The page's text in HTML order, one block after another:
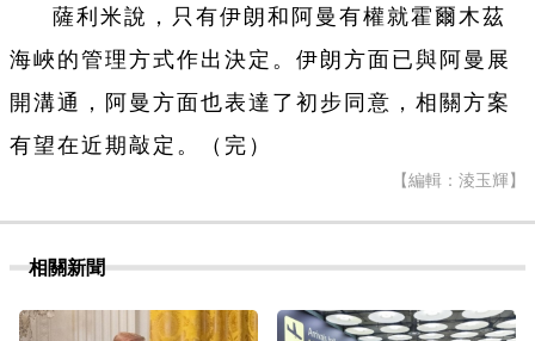
薩利米說，只有伊朗和阿曼有權就霍爾木茲
海峽的管理方式作出決定。伊朗方面已與阿曼展
開溝通，阿曼方面也表達了初步同意，相關方案
有望在近期敲定。（完）
【編輯：淩玉輝】
相關新聞